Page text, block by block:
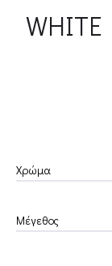
Χρώμα
Μέγεθος